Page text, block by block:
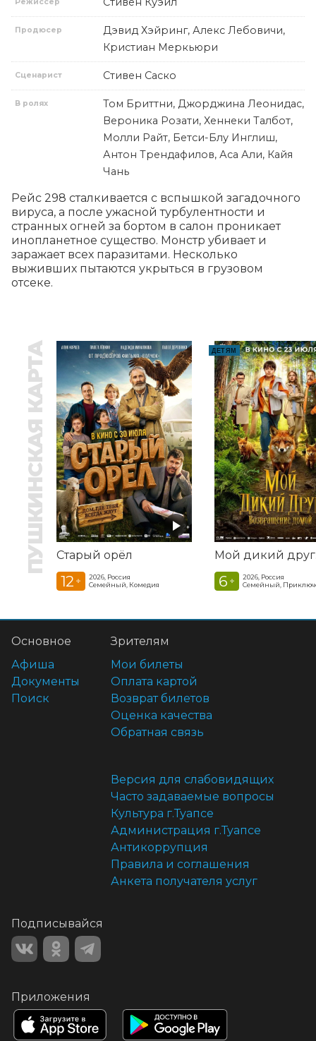
Режиссер
Продюсер
Дэвид Хэйринг, Алекс Лебовичи,
Кристиан Меркьюри
Сценарист Стивен Саско
В ролях
Том Бриттни, Джорджина Леонидас,
Вероника Розати, Хеннеки Талбот,
Молли Райт, Бетси-Блу Инглиш,
Антон Трендафилов, Аса Али, Кайя
Чань
Рейс 298 сталкивается с вспышкой загадочного
вируса, а после ужасной турбулентности и
странных огней за бортом в салон проникает
инопланетное существо. Монстр убивает и
заражает всех паразитами. Несколько
выживших пытаются укрыться в грузовом
отсеке.
ПУШКИНСКАЯ КАРТА Старый орёл
12 +
2026, Россия
Семейный, Комедия
ДЕТЯМ
6 +
2026, Россия
Семейный,
Основное
Афиша
Документы
Поиск
Зрителям
Мои билеты
Оплата картой
Возврат билетов
Оценка качества
Обратная связь
Версия для слабовидящих
Часто задаваемые вопросы
Культура г.Туапсе
Администрация г.Туапсе
Антикоррупция
Правила и соглашения
Анкета получателя услуг
Подписывайся
Приложения